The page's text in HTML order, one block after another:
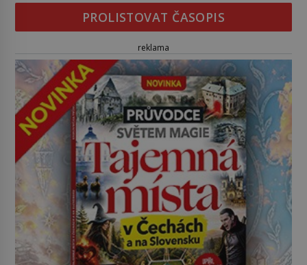
PROLISTOVAT ČASOPIS
reklama